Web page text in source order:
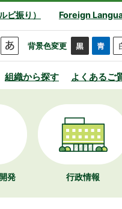
ビ振り） Foreign
背景色変更
組織から探す よくあるご
発 行政情報